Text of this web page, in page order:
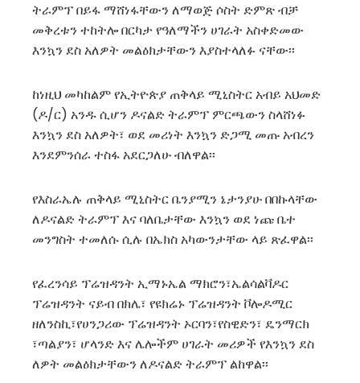
ትራምፕ በይፋ ማሸነፋቸውን ለማወጅ ሶስት ድምጽ ብቻ
መቅረቱን ተከትሎ በርካታ የዓለማችን ሀገራት አስቀድመው
እንኳን ደስ አለዎት መልዕክታቸውን እያስተላለፉ ናቸው፡፡
ከነዚህ መካከልም የኢትዮጵያ ጠቅላይ ሚኒስትር አብይ አህመድ
(ዶ/ር) አንዱ ሲሆን ዶናልድ ትራምፕ ምርጫውን ስላሸነፉ
እንኳን ደስ አለዎት፣ ወደ መሪነት እንኳን ድጋሚ መጡ አብረን
እንደምንሰራ ተስፋ አደርጋለሁ ብለዋል፡፡
የእስራኤሉ ጠቅላይ ሚኒስትር ቤንያሚን ኔታንያሁ በበኩላቸው
ለዶናልድ ትራምፕ እና ባለቤታቸው እንኳን ወደ ነጩ ቤተ
መንግስት ተመለሱ ሲሉ በኤክስ አካውንታቸው ላይ ጽፈዋል፡፡
የፈረንሳይ ፕሬዝዳንት ኢማኑኤል ማክሮን፣ኤልሳልቫዶር
ፕሬዝዳንት ናይብ በክሌ፣ የዩክሬኑ ፕሬዝዳንት ቮሎዶሚር
ዘለንስኪ፣የሀንጋሪው ፕሬዝዳንት ኦርባን፣የስዊድን፣ ዴንማርክ
፣ጣልያን፣ ሆላንድ እና ሌሎችም ሀገራት መሪዎች የእንኳን ደስ
ለዎት መልዕክታቸውን ለዶናልድ ትራምፕ ልከዋል፡፡